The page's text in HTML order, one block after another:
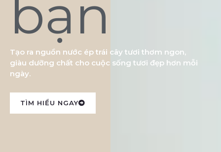
bạn
Tạo ra nguồn nước ép trái cây tươi thơm ngon,
giàu dưỡng chất cho cuộc sống tươi đẹp hơn mỗi
ngày.
TÌM HIỂU NGAY